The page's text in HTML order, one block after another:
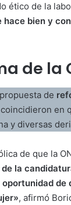
ético de la
bien y
de la
de
en
y diversas
de que la
la
, afirmó